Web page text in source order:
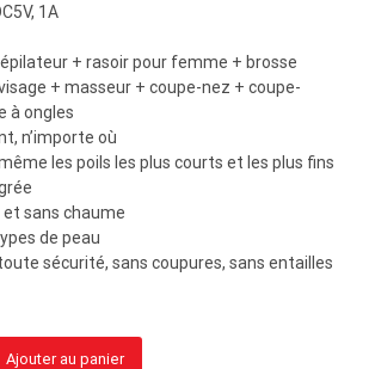
1A
+ rasoir pour femme + brosse
+ masseur + coupe-nez + coupe-
à ongles
n’importe où
les poils les plus courts et les plus fins
et sans chaume
de peau
sécurité, sans coupures, sans entailles
Ajouter au panier